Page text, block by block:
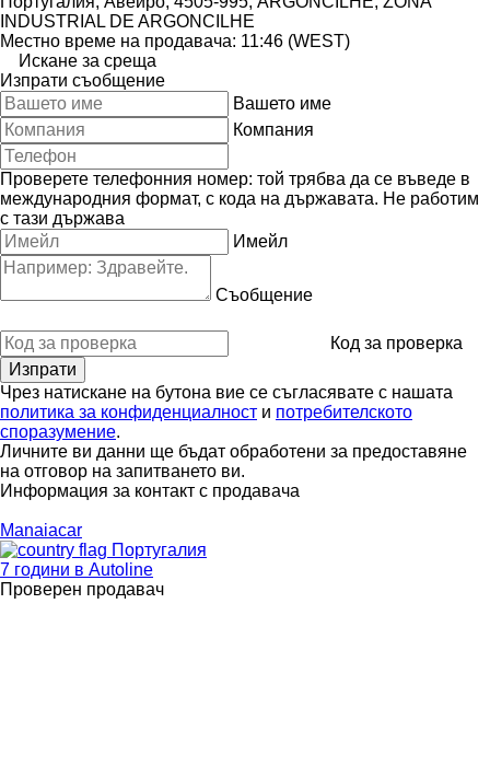
INDUSTRIAL DE ARGONCILHE
Местно време на продавача: 11:46 (WEST)
Искане за среща
Изпрати съобщение
Вашето име
Компания
Проверете телефонния номер: той трябва да се въведе в
международния формат, с кода на държавата. Не работим
с тази държава
Имейл
Съобщение
Код за проверка
Чрез натискане на бутона вие се съгласявате с нашата
политика за конфиденциалност и потребителското
споразумение.
Личните ви данни ще бъдат обработени за предоставяне
на отговор на запитването ви.
Информация за контакт с продавача
Manaiacar
Португалия
7 години в Autoline
Проверен продавач